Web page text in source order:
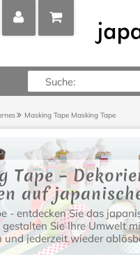
MEIN
POSITIONEN
ANZEIGEN
0,00 €*
Masking Tape Masking Tape
Tape –
auf
- entdecken Sie das
Sie Ihre Umwelt
und jederzeit wieder
aus Japan nach Ihren